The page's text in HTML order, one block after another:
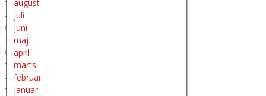
august
juli
juni
maj
april
marts
februar
januar